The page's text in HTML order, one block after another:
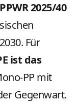
2025/40
Für
ist das
PP mit
Gegenwart.